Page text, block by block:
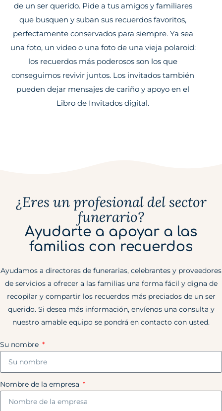
de un ser querido. Pide a tus amigos y familiares
que busquen y suban sus recuerdos favoritos,
perfectamente conservados para siempre. Ya sea
una foto, un video o una foto de una vieja polaroid:
los recuerdos más poderosos son los que
conseguimos revivir juntos. Los invitados también
pueden dejar mensajes de cariño y apoyo en el
Libro de Invitados digital.
¿Eres un profesional del sector
funerario?
Ayudarte a apoyar a las
familias con recuerdos
Ayudamos a directores de funerarias, celebrantes y proveedores
de servicios a ofrecer a las familias una forma fácil y digna de
recopilar y compartir los recuerdos más preciados de un ser
querido. Si desea más información, envíenos una consulta y
nuestro amable equipo se pondrá en contacto con usted.
Su nombre
Nombre de la empresa